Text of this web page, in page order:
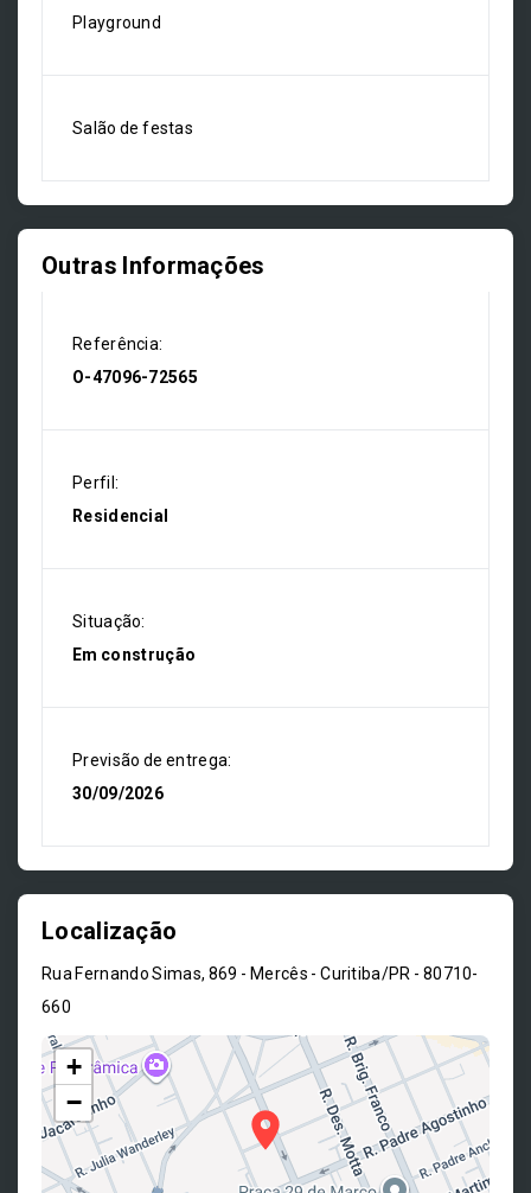
Playground
Salão de festas
Outras Informações
Referência:
O-47096-72565
Perfil:
Residencial
Situação:
Em construção
Previsão de entrega:
30/09/2026
Localização
Rua Fernando Simas, 869 - Mercês - Curitiba/PR - 80710-
660
+
−